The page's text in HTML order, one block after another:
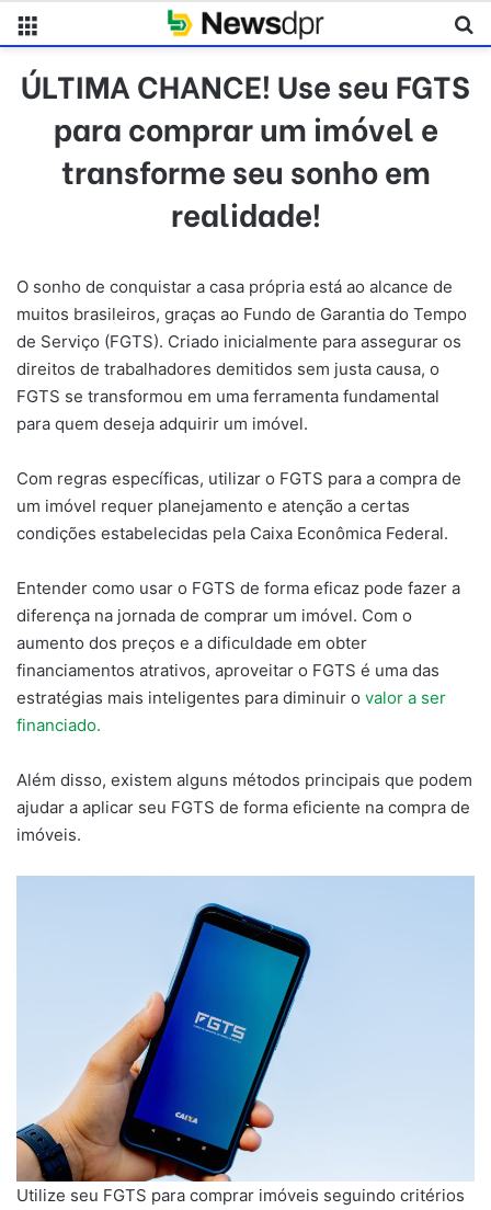
ÚLTIMA CHANCE! Use seu FGTS
para comprar um imóvel e
transforme seu sonho em
realidade!
O sonho de conquistar a casa própria está ao alcance de
muitos brasileiros, graças ao Fundo de Garantia do Tempo
de Serviço (FGTS). Criado inicialmente para assegurar os
direitos de trabalhadores demitidos sem justa causa, o
FGTS se transformou em uma ferramenta fundamental
para quem deseja adquirir um imóvel.
Com regras específicas, utilizar o FGTS para a compra de
um imóvel requer planejamento e atenção a certas
condições estabelecidas pela Caixa Econômica Federal.
Entender como usar o FGTS de forma eficaz pode fazer a
diferença na jornada de comprar um imóvel. Com o
aumento dos preços e a dificuldade em obter
financiamentos atrativos, aproveitar o FGTS é uma das
estratégias mais inteligentes para diminuir o valor a ser
financiado.
Além disso, existem alguns métodos principais que podem
ajudar a aplicar seu FGTS de forma eficiente na compra de
imóveis.
Utilize seu FGTS para comprar imóveis seguindo critérios